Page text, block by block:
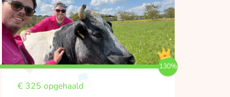
130%
€ 325 opgehaald